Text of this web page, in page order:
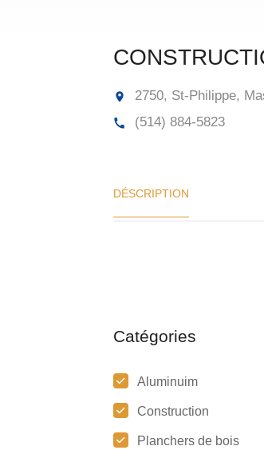
2750, St-Philippe,
(514) 884-5823
DÉSCRIPTION
Catégories
Aluminuim
Construction
Planchers de bois